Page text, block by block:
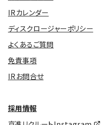
IRカレンダー
ディスクロージャーポリシー
よくあるご質問
免責事項
IRお問合せ
採用情報